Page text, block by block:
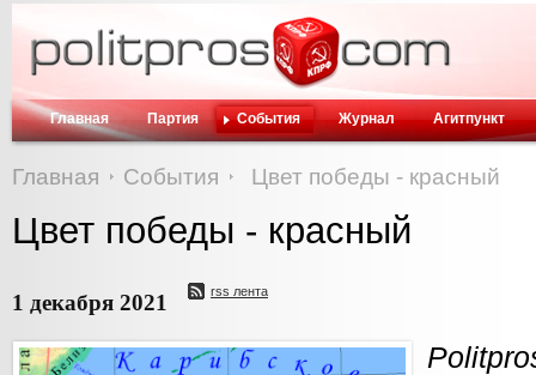
Главная Партия События Журнал Агитпункт
Главная События Цвет победы - красный
Цвет победы - красный
1 декабря 2021 rss лента